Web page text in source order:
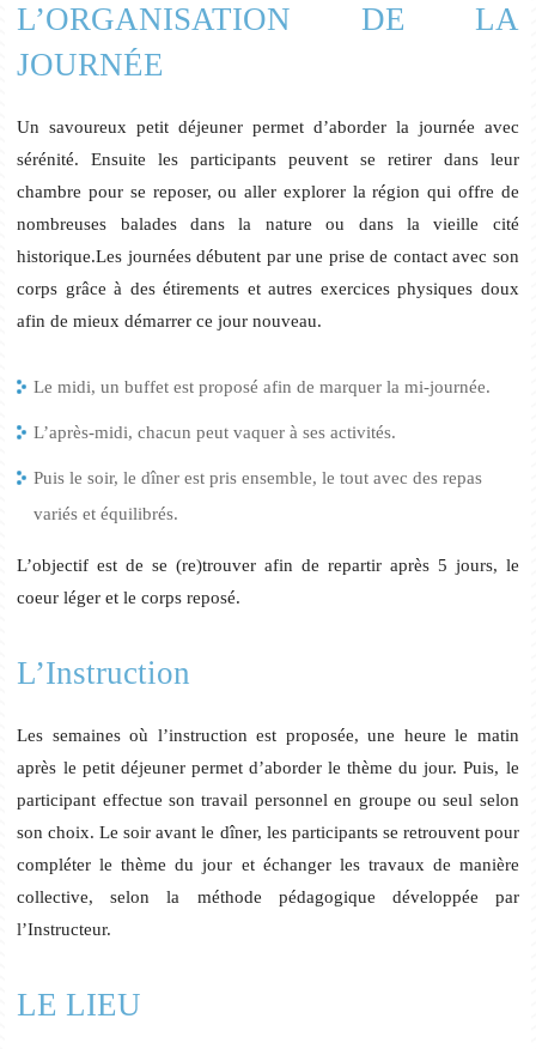
L’ORGANISATION DE LA
JOURNÉE
Un savoureux petit déjeuner permet d’aborder la journée avec
sérénité. Ensuite les participants peuvent se retirer dans leur
chambre pour se reposer, ou aller explorer la région qui offre de
nombreuses balades dans la nature ou dans la vieille cité
historique.Les journées débutent par une prise de contact avec son
corps grâce à des étirements et autres exercices physiques doux
afin de mieux démarrer ce jour nouveau.
Le midi, un buffet est proposé afin de marquer la mi-journée.
L’après-midi, chacun peut vaquer à ses activités.
Puis le soir, le dîner est pris ensemble, le tout avec des repas
variés et équilibrés.
L’objectif est de se (re)trouver afin de repartir après 5 jours, le
coeur léger et le corps reposé.
L’Instruction
Les semaines où l’instruction est proposée, une heure le matin
après le petit déjeuner permet d’aborder le thème du jour. Puis, le
participant effectue son travail personnel en groupe ou seul selon
son choix. Le soir avant le dîner, les participants se retrouvent pour
compléter le thème du jour et échanger les travaux de manière
collective, selon la méthode pédagogique développée par
l’Instructeur.
LE LIEU